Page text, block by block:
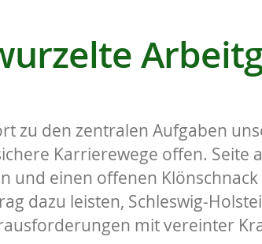
zu den zentralen Aufgaben
Karrierewege offen.
und einen offenen
dazu leisten, Schleswig-
mit vereinter